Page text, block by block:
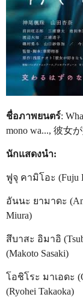
ชื่อภาพยนตร์:
mono wa..., 彼女
นักแสดงนำ:
ฟูจุ คามิโอะ (Fuju
อันนะ ยามาดะ
Miura)
สึบาสะ อิมาอิ
(Makoto Sasaki)
โอชิโระ มาเอดะ
(Ryohei Takaoka)